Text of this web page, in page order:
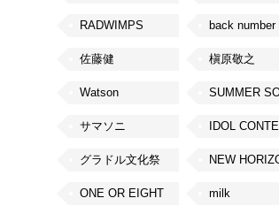
RADWIMPS back number
佐藤健 槇原敬之
Watson
サマソニ
グラドル文化祭
ONE OR EIGHT milk